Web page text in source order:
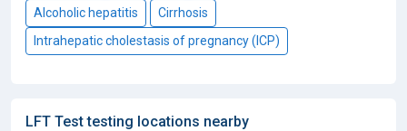
Alcoholic hepatitis
Cirrhosis
Intrahepatic cholestasis of pregnancy (ICP)
LFT Test testing locations nearby